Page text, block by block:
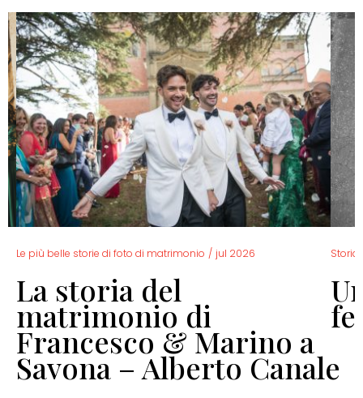
Le più belle storie di foto di matrimonio / jul 2026
La storia del
matrimonio di
Francesco & Marino a
Savona – Alberto Canale
Storia